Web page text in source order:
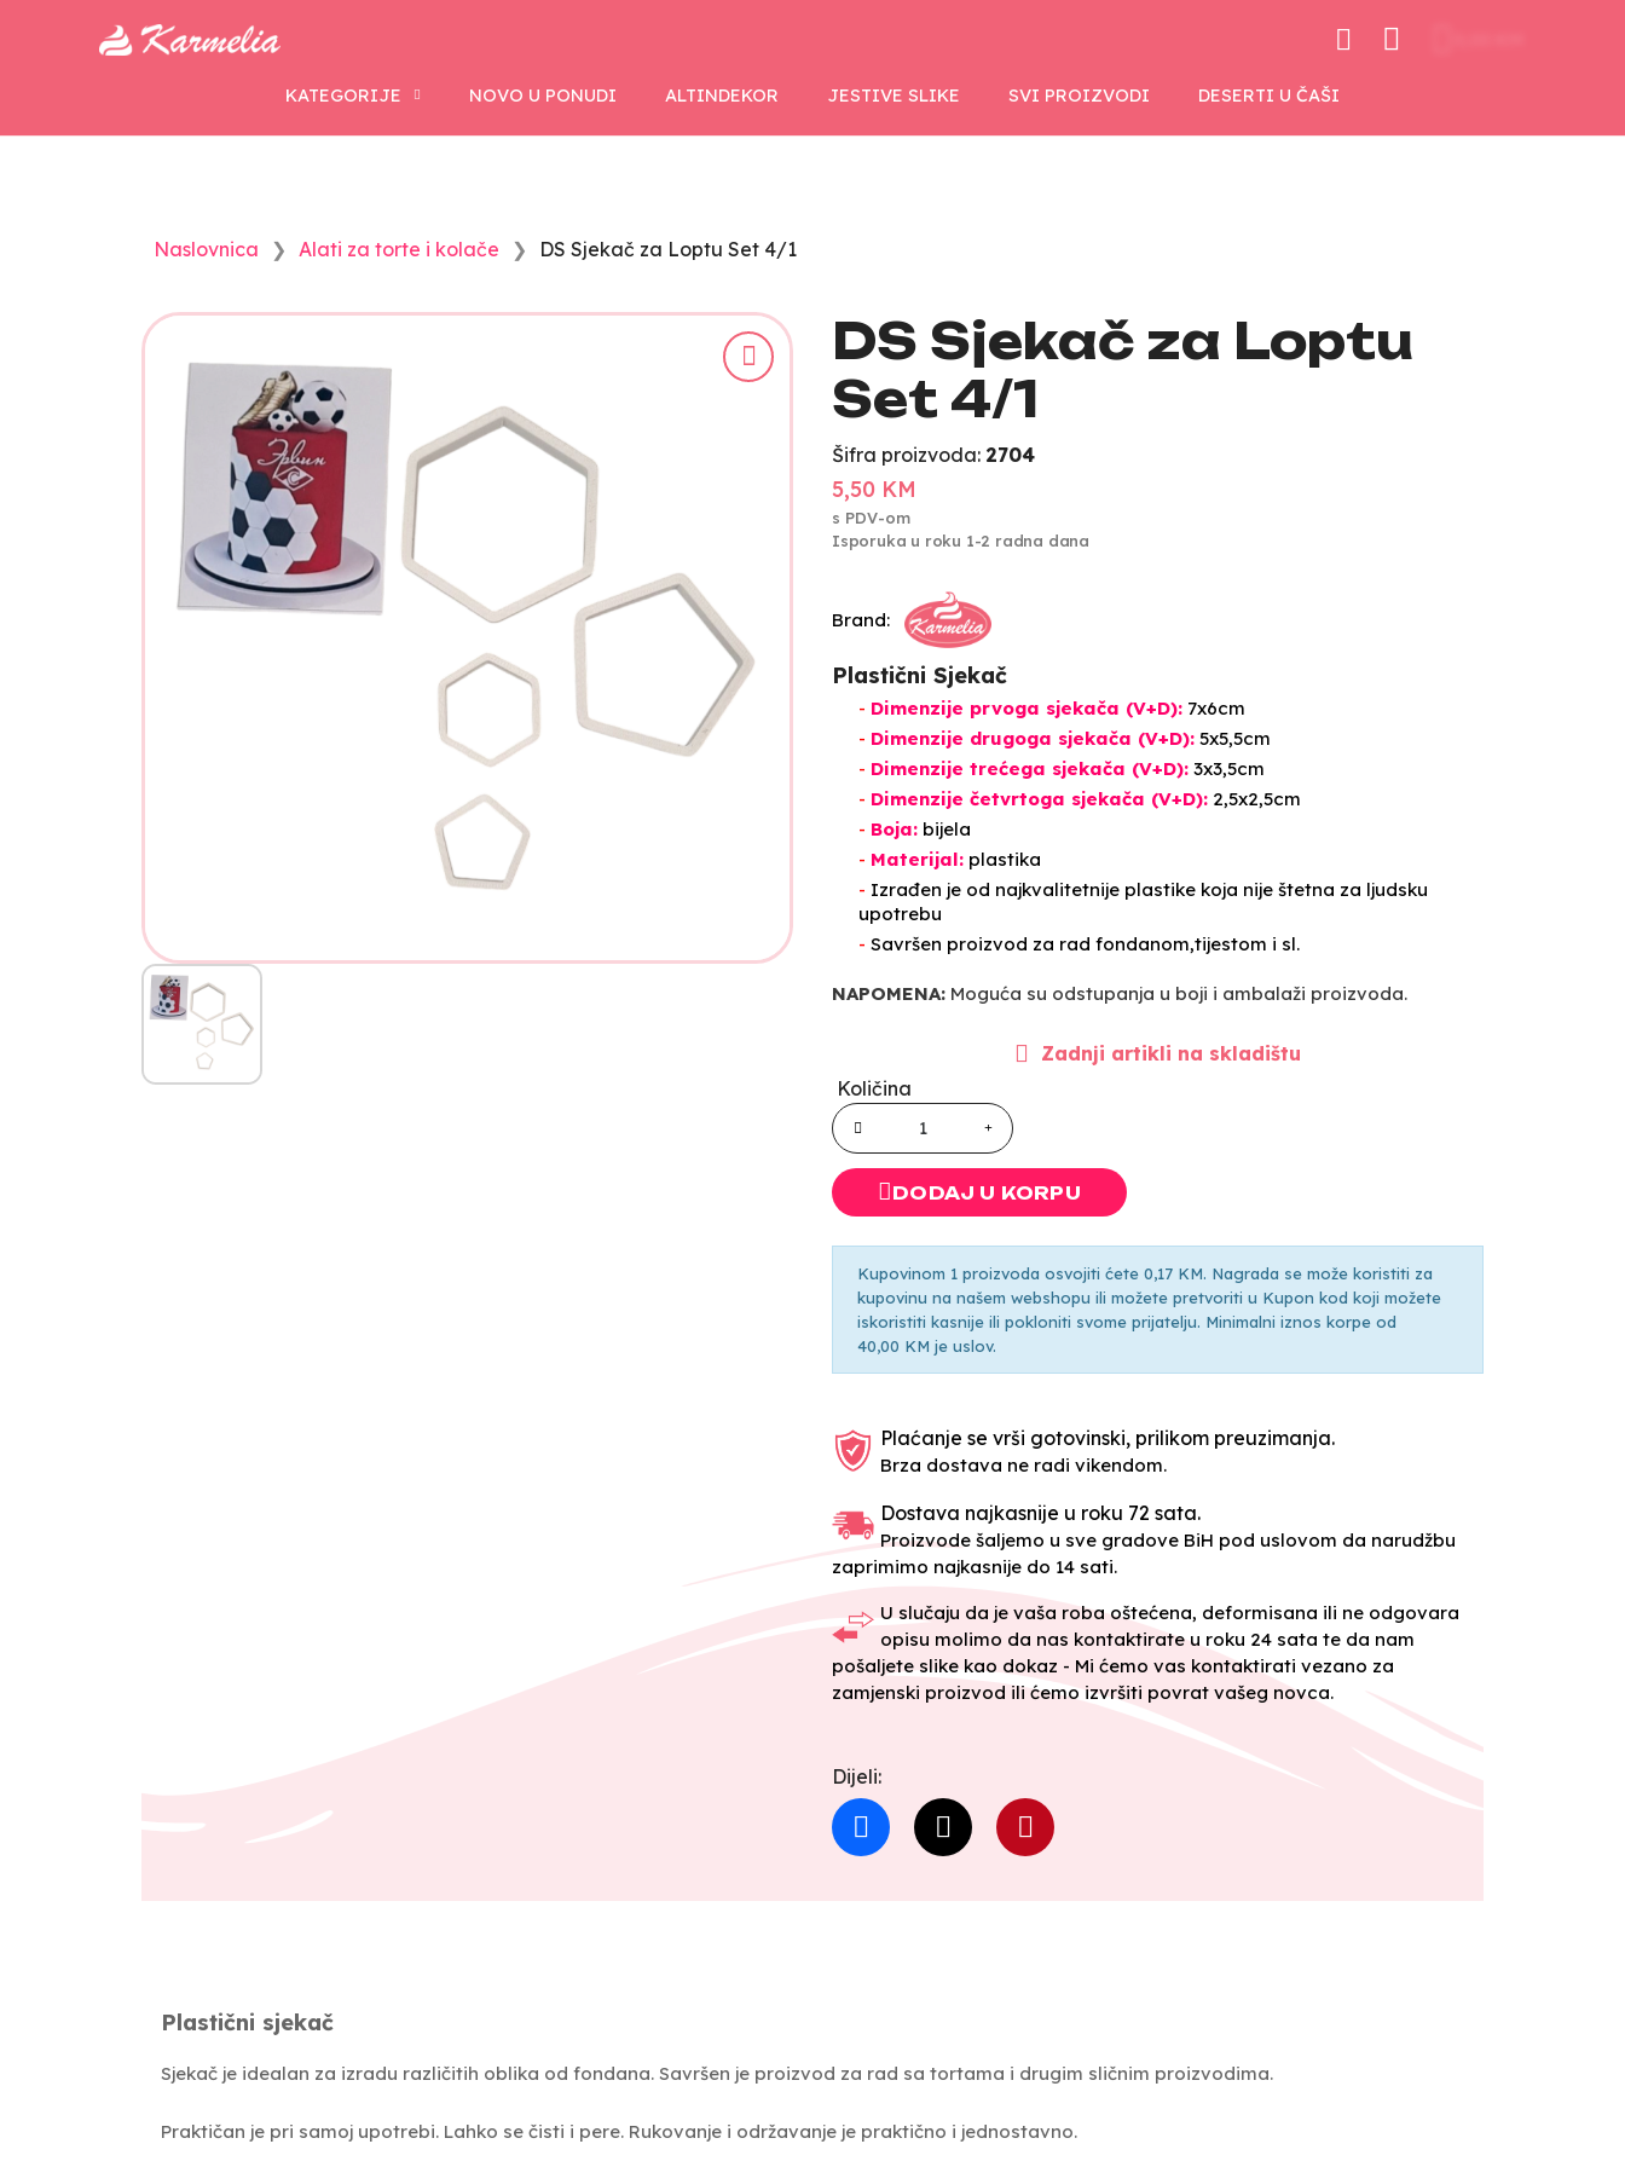
KATEGORIJE NOVO U PONUDI ALTINDEKOR JESTIVE SLIKE SVI PROIZVODI DESERTI U ČAŠI
Naslovnica Alati za torte i kolače DS Sjekač za Loptu Set 4/1
DS Sjekač za Loptu
Set 4/1
Šifra proizvoda: 2704
5,50 KM
s PDV-om
Isporuka u roku 1-2 radna dana
Brand:
Plastični Sjekač
- Dimenzije prvoga sjekača (V+D): 7x6cm
- Dimenzije drugoga sjekača (V+D): 5x5,5cm
- Dimenzije trećega sjekača (V+D): 3x3,5cm
- Dimenzije četvrtoga sjekača (V+D): 2,5x2,5cm
- Boja: bijela
- Materijal: plastika
- Izrađen je od najkvalitetnije plastike koja nije štetna za ljudsku
upotrebu
- Savršen proizvod za rad fondanom,tijestom i sl.
NAPOMENA: Moguća su odstupanja u boji i ambalaži proizvoda.
Zadnji artikli na skladištu
Količina
DODAJ U KORPU
Kupovinom 1 proizvoda osvojiti ćete 0,17 KM. Nagrada se može koristiti za
kupovinu na našem webshopu ili možete pretvoriti u Kupon kod koji možete
iskoristiti kasnije ili pokloniti svome prijatelju. Minimalni iznos korpe od
40,00 KM je uslov.
Plaćanje se vrši gotovinski, prilikom preuzimanja.
Brza dostava ne radi vikendom.
Dostava najkasnije u roku 72 sata.
Proizvode šaljemo u sve gradove BiH pod uslovom da narudžbu
zaprimimo najkasnije do 14 sati.
U slučaju da je vaša roba oštećena, deformisana ili ne odgovara
opisu molimo da nas kontaktirate u roku 24 sata te da nam
pošaljete slike kao dokaz - Mi ćemo vas kontaktirati vezano za
zamjenski proizvod ili ćemo izvršiti povrat vašeg novca.
Dijeli:
Plastični sjekač
Sjekač je idealan za izradu različitih oblika od fondana. Savršen je proizvod za rad sa tortama i drugim sličnim proizvodima.
Praktičan je pri samoj upotrebi. Lahko se čisti i pere. Rukovanje i održavanje je praktično i jednostavno.